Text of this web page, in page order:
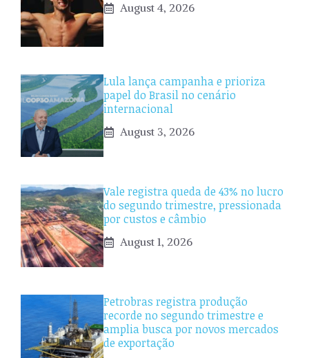
August 4, 2026
Lula lança campanha e prioriza
papel do Brasil no cenário
internacional
August 3, 2026
Vale registra queda de 43% no lucro
do segundo trimestre, pressionada
por custos e câmbio
August 1, 2026
Petrobras registra produção
recorde no segundo trimestre e
amplia busca por novos mercados
de exportação